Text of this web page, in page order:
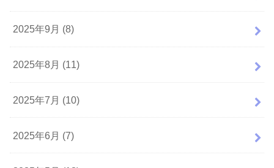
2025年9月 (8)
2025年8月 (11)
2025年7月 (10)
2025年6月 (7)